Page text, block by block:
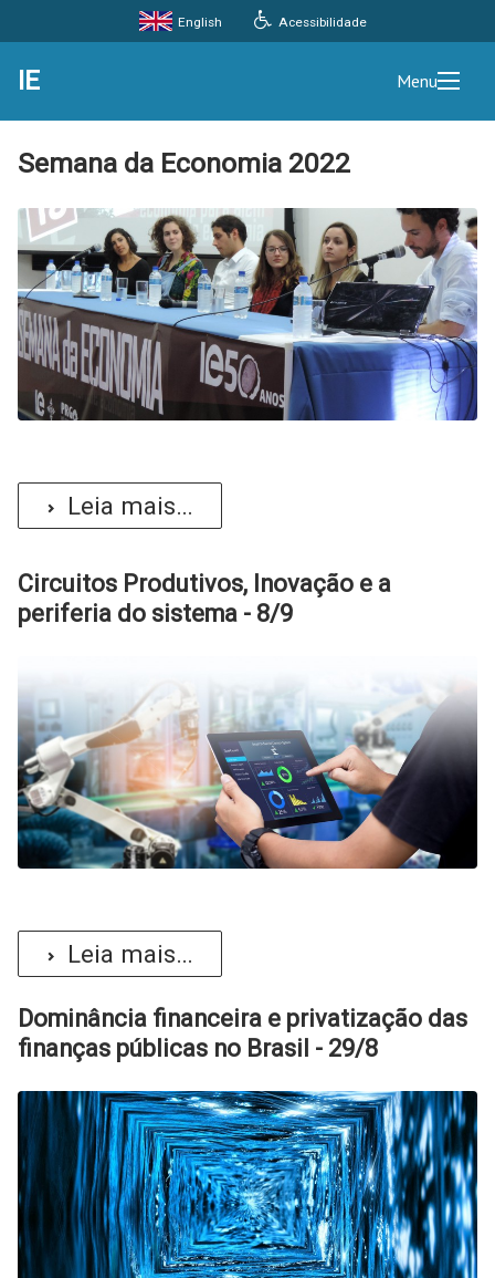
Acessibilidade
English
IE Menu
Semana da Economia 2022
Leia mais...
Circuitos Produtivos, Inovação e a
periferia do sistema - 8/9
Leia mais...
Dominância financeira e privatização das
finanças públicas no Brasil - 29/8